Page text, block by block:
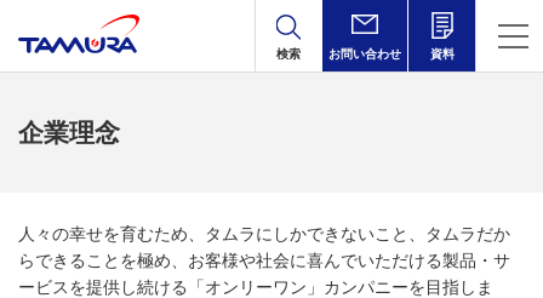
検索 お問い合わせ 資料
企業理念
人々の幸せを育むため、タムラにしかできないこと、タムラだか
らできることを極め、お客様や社会に喜んでいただける製品・サ
ービスを提供し続ける「オンリーワン」カンパニーを目指しま